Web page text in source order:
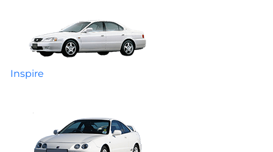
Inspire